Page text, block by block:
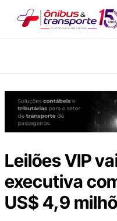
Leilões VIP
executiva
US$ 4,9